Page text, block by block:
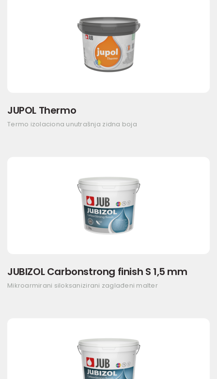
JUPOL Thermo
Termo izolaciona unutrašnja zidna boja
JUBIZOL Carbonstrong finish S 1,5 mm
Mikroarmirani siloksanizirani zaglađeni malter